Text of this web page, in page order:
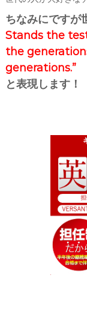
ちなみにですが
Stands the
the
generations.”
と表現します！